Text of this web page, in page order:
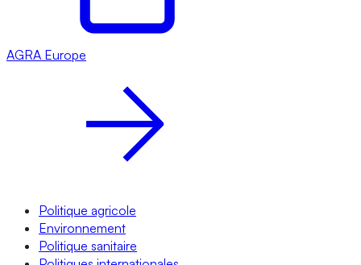
AGRA Europe
Politique agricole
Environnement
Politique sanitaire